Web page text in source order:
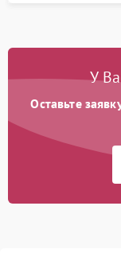
У
Оставьте